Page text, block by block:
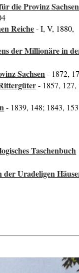
die Provinz Sachsen
Reiche- I, V, 1880,
der Millionäre in
Sachsen- 1872,
- 1857, 127,
- 1839, 148; 1843,
Taschenbuch
der Uradeligen